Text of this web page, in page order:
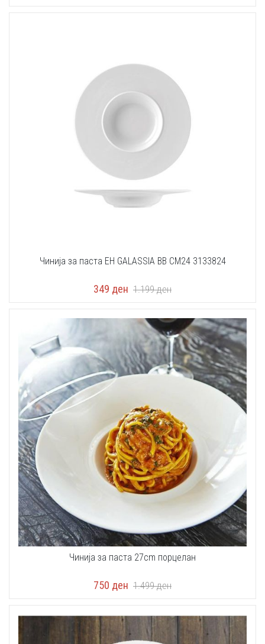
Чинија за паста EH GALASSIA BB CM24 3133824
349 ден 1.199ден
Чинија за паста 27cm порцелан
750 ден 1.499ден